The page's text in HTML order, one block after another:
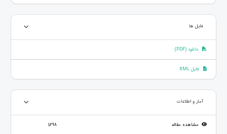
فایل ها
دانلود (PDF)
فایل XML
آمار و اطلاعات
مشاهده مقاله 1,298